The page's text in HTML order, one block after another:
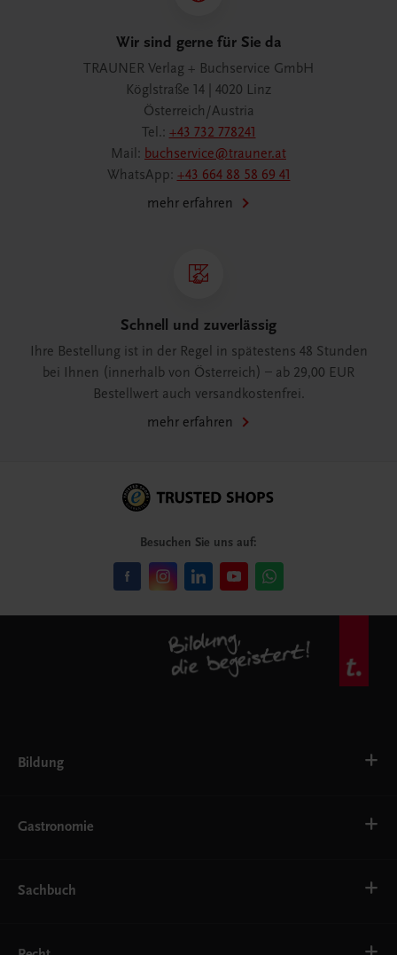
Wir sind gerne für Sie da
TRAUNER Verlag + Buchservice GmbH
Köglstraße 14 | 4020 Linz
Österreich/Austria
Tel.: +43 732 778241
Mail: buchservice@trauner.at
WhatsApp: +43 664 88 58 69 41
mehr erfahren
Schnell und zuverlässig
Ihre Bestellung ist in der Regel in spätestens 48 Stunden
bei Ihnen (innerhalb von Österreich) – ab 29,00 EUR
Bestellwert auch versandkostenfrei.
mehr erfahren
Besuchen Sie uns auf:
Bildung
AHS
EWF/ZWF
FW
Gastronomie
Getränke
Service
Sachbuch